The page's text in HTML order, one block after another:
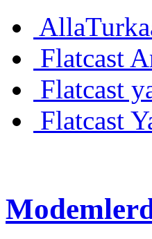
Flatcast
Flatcast
Flatcast